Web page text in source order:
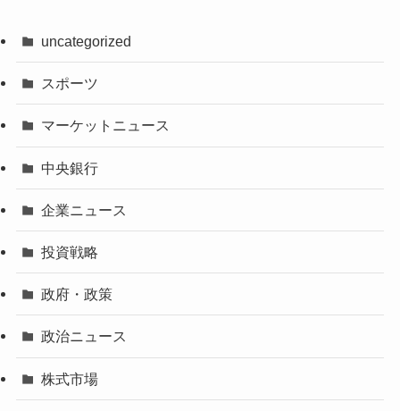
uncategorized
スポーツ
マーケットニュース
中央銀行
企業ニュース
投資戦略
政府・政策
政治ニュース
株式市場